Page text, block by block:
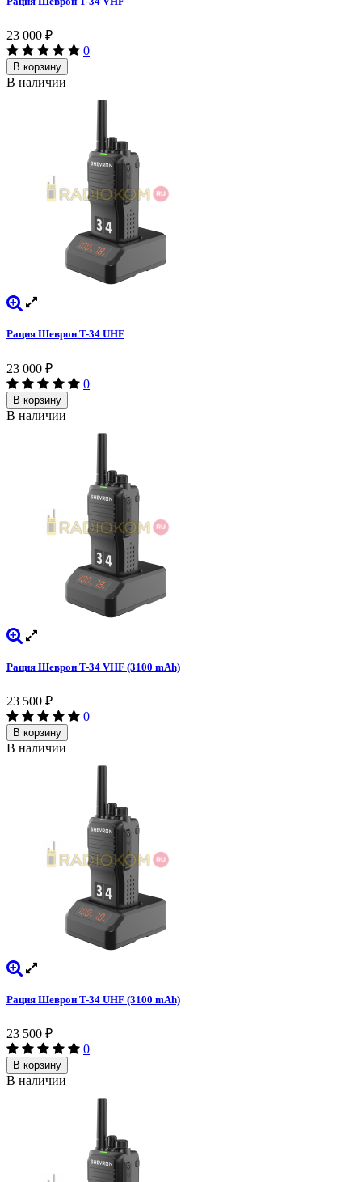
23 000 ₽
0
В корзину
В наличии
Рация Шеврон T-34 UHF
23 000 ₽
0
В корзину
В наличии
Рация Шеврон T-34 VHF (3100 mAh)
23 500 ₽
0
В корзину
В наличии
Рация Шеврон T-34 UHF (3100 mAh)
23 500 ₽
0
В корзину
В наличии